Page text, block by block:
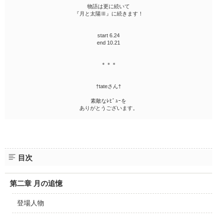
物語は更に続いて
『月と太陽Ⅲ』に続きます！
start 6.24
end 10.21
＊＊＊
†tateさん†
素敵なﾚﾋﾞｭｰを
ありがとうございます。
目次
第二章 月の追憶
登場人物